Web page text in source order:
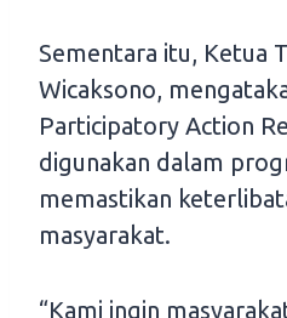
Sementara itu, Ketua
Wicaksono,
Participatory Action
digunakan dalam
memastikan
masyarakat.
“Kami ingin